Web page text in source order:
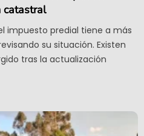
catastral
impuesto predial tiene a más
su situación. Existen
tras la actualización